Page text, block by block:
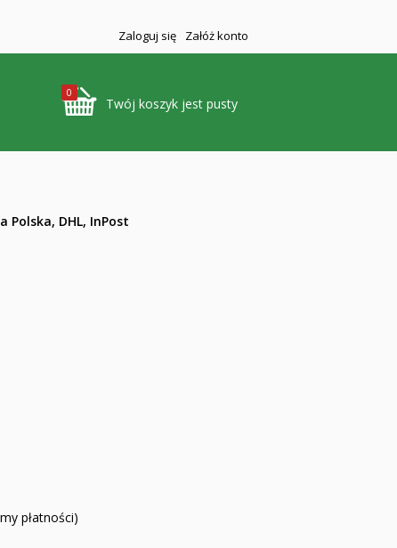
Zaloguj się Załóż konto
0
Twój koszyk jest pusty
Polska, DHL, InPost
płatności)